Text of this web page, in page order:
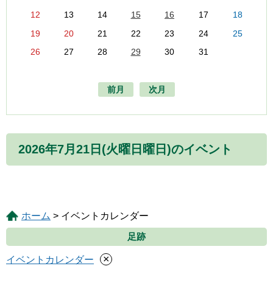
12 13 14 15 16 17
18
19
20 21 22 23 24
25
26
27 28 29 30 31
前月 次月
2026年7月21日(火曜日曜日)のイベント
ホーム > イベントカレンダー
足跡
イベントカレンダー ×